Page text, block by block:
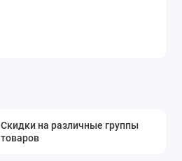
Скидки на различные группы
товаров